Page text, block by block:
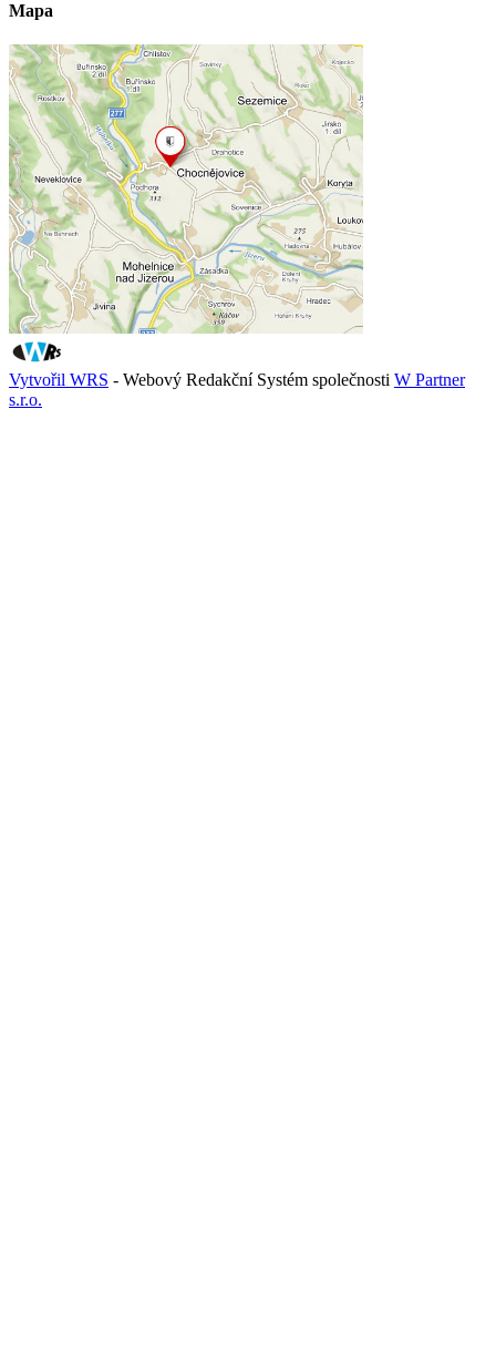
Mapa
Vytvořil WRS - Webový Redakční Systém společnosti W Partner
s.r.o.